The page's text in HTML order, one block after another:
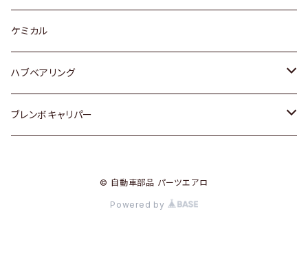
スバル
スバル
スズキ
日産
ダイハツ
ディーデル洗浄添加剤
ケミカル
ハブベアリング
トヨタ
ブレンボキャリパー
© 自動車部品 パーツエアロ
Powered by